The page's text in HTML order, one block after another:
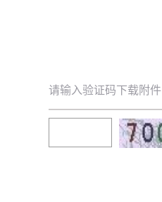
请输入验证码下载附件